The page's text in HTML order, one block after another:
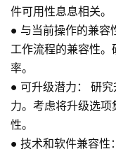
件可用性息息相关。
● 与当前操作的兼容
工作流程的兼容性
率。
● 可升级潜力： 研究
力。考虑将升级选
性。
● 技术和软件兼容性